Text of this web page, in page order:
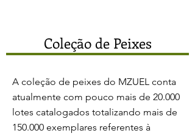
Coleção de Peixes
A coleção de peixes do MZUEL conta
atualmente com pouco mais de 20.000
lotes catalogados totalizando mais de
150.000 exemplares referentes à